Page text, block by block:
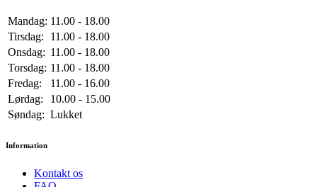
Mandag: 11.00 - 18.00
Tirsdag:
11.00 - 18.00
Onsdag: 11.00 - 18.00
Torsdag: 11.00 - 18.00
Fredag:
11.00 - 16.00
Lørdag:
10.00 - 15.00
Søndag: Lukket
Information
Kontakt os